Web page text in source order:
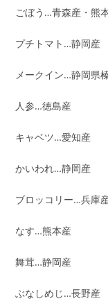
ごぼう…青森産・熊
プチトマト…静岡産
メークイン…静岡県
人参…徳島産
キャベツ…愛知産
かいわれ…静岡産
ブロッコリー…兵庫
なす…熊本産
舞茸…静岡産
ぶなしめじ…長野産